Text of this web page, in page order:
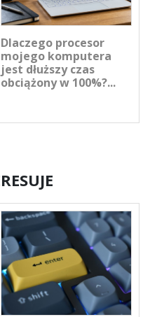
Dlaczego procesor
mojego komputera
jest dłuższy czas
obciążony w 100%?...